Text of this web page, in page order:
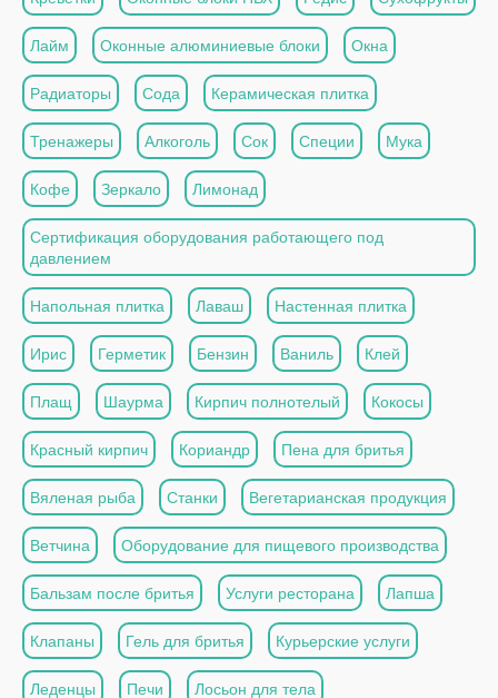
Лайм Оконные алюминиевые блоки Окна
Радиаторы Сода Керамическая плитка
Тренажеры Алкоголь Сок Специи Мука
Кофе Зеркало Лимонад
Сертификация оборудования работающего под
давлением
Напольная плитка Лаваш Настенная плитка
Ирис Герметик Бензин Ваниль Клей
Плащ Шаурма Кирпич полнотелый Кокосы
Красный кирпич Кориандр Пена для бритья
Вяленая рыба Станки Вегетарианская продукция
Ветчина Оборудование для пищевого производства
Бальзам после бритья Услуги ресторана Лапша
Клапаны Гель для бритья Курьерские услуги
Леденцы Печи Лосьон для тела